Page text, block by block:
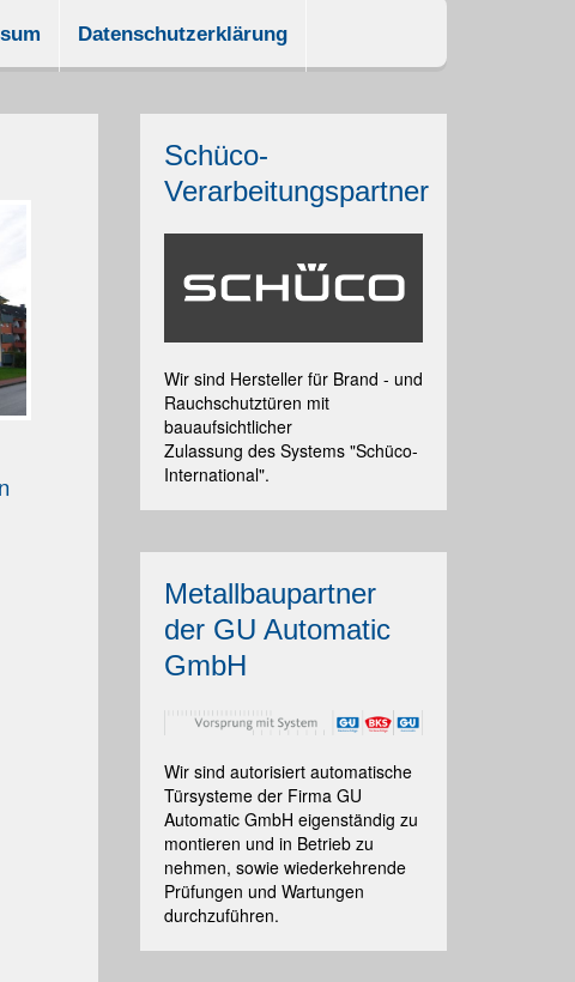
Datenschutzerklärung
Schüco-
Verarbeitungspartner
Wir sind Hersteller für Brand - und
Rauchschutztüren mit
bauaufsichtlicher
Zulassung des Systems "Schüco-
International".
Metallbaupartner
der GU Automatic
GmbH
Wir sind autorisiert automatische
Türsysteme der Firma GU
Automatic GmbH eigenständig zu
montieren und in Betrieb zu
nehmen, sowie wiederkehrende
Prüfungen und Wartungen
durchzuführen.